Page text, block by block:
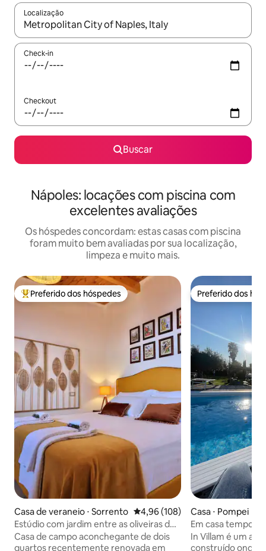
Localização
Quando os resultados estiverem disponíveis, explore-os
Check-in
Checkout
Buscar
Nápoles: locações com piscina com
excelentes avaliações
Os hóspedes concordam: estas casas com piscina
foram muito bem avaliadas por sua localização,
limpeza e muito mais.
Entre os melhores preferidos dos hóspedes
Preferido dos hóspedes
Casa de veraneio ⋅ Sorrento 4,96 de uma avaliação média de
4,96 (108)
Estúdio com jardim entre as oliveiras de
Sorrento A
Casa de campo aconchegante de dois
quartos recentemente renovada em
Preferido dos
Preferido dos
Casa ⋅ Pompei
Em casa
In Villam é um
construído onde